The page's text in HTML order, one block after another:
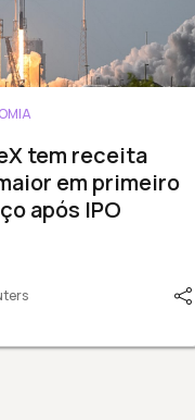
tem receita
em primeiro
após IPO